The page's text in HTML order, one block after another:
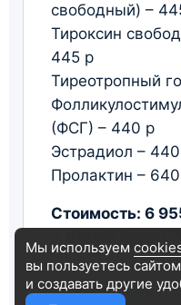
свободный) –
Тироксин
445 р
Тиреотропный
(ФСГ) – 440 р
Эстрадиол –
Пролактин –
Стоимость: 6
24.02.2025 12:26
Мы используем
вы пользуетесь
и создавать другие